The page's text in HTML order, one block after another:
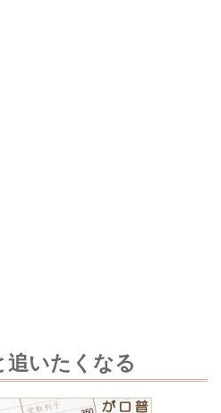
追いたくなる